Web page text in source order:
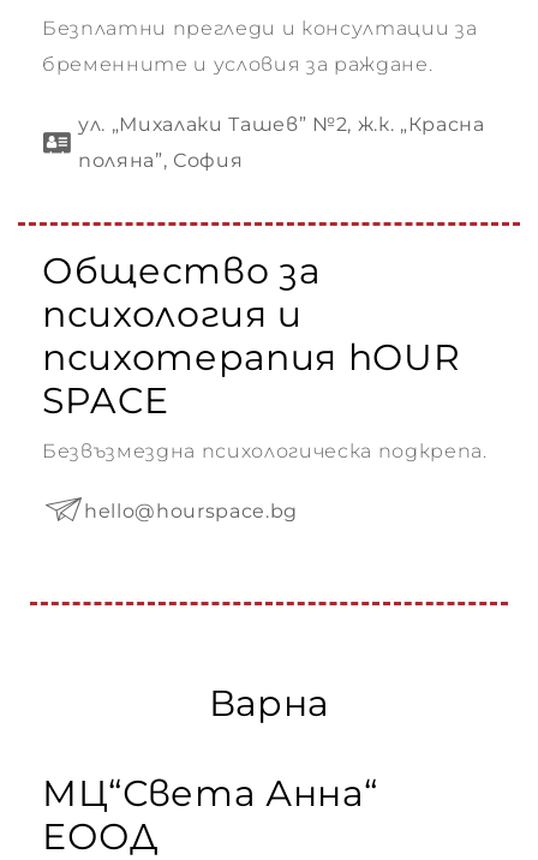
Безплатни прегледи и консултации за
бременните и условия за раждане.
ул. „Михалаки Ташев” №2, ж.к. „Красна
поляна”, София
Общество за
психология и
психотерапия hOUR
SPACE
Безвъзмездна психологическа подкрепа.
hello@hourspace.bg
Варна
МЦ“Света Анна“
ЕООД